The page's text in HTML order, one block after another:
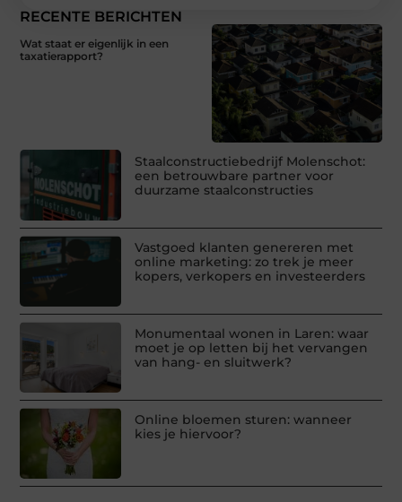
RECENTE BERICHTEN
Wat staat er eigenlijk in een
taxatierapport?
Staalconstructiebedrijf Molenschot:
een betrouwbare partner voor
duurzame staalconstructies
Vastgoed klanten genereren met
online marketing: zo trek je meer
kopers, verkopers en investeerders
Monumentaal wonen in Laren: waar
moet je op letten bij het vervangen
van hang- en sluitwerk?
Online bloemen sturen: wanneer
kies je hiervoor?